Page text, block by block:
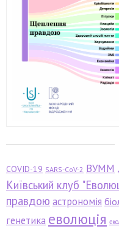
COVID-19 SARS-CoV-2 ВУММ
Київський клуб
правдою астрономія
генетика еволюція